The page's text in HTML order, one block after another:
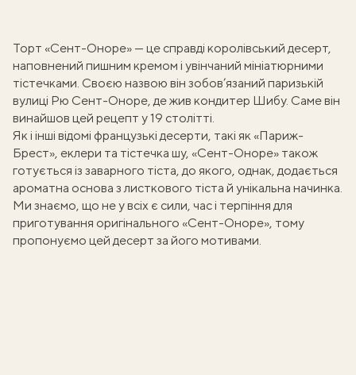
Торт «Сент-Оноре» — це справді королівський десерт,
наповнений пишним кремом і увінчаний мініатюрними
тістечками. Своєю назвою він зобов’язаний паризькій
вулиці Рю Сент-Оноре, де жив кондитер Шибу. Саме він
винайшов цей рецепт у 19 столітті.
Як і інші відомі французькі десерти, такі як «Париж-
Брест», еклери та тістечка шу, «Сент-Оноре» також
готується із заварного тіста, до якого, однак, додається
ароматна основа з листкового тіста й унікальна начинка.
Ми знаємо, що не у всіх є сили, час і терпіння для
приготування оригінального «Сент-Оноре», тому
пропонуємо цей десерт за його мотивами.